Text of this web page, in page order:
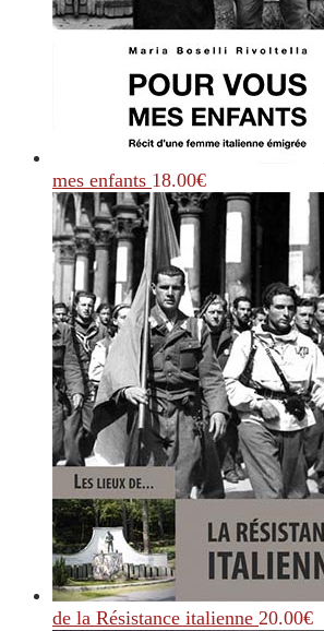
mes enfants 18.00€
de la Résistance italienne 20.00€